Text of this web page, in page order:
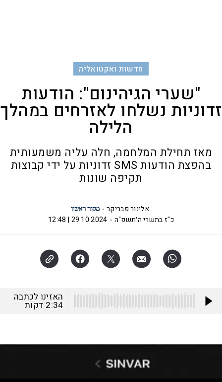
חדשות ואקטואליה
"שערי הגיהינום": הודעות
זדוניות נשלחו לאזרחים במהלך
הלילה
מאז תחילת המלחמה, חלה עליה משמעותית
בהפצת הודעות SMS זדוניות על ידי קבוצות
תקיפה שונות
אלינור פבריקר
כ"ז בתשרי ה׳תשפ"ה
29.10.2024 | 12:48
האזינו לכתבה
2:34 דקות